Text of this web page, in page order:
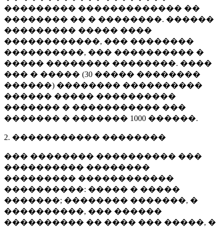
��������� ������������� ��
�������� �� � ��������. ������
��������� ����� ����
������������, ��� ��������
����������, ��� ���������� �
����� �������� ��������. ����
��� � ����� (30 ����� ��������
������) �������� ����������
������ ����� ����������
������� � ����������� ���
������� � ������� 1000 ������.
2. ����������� ��������
��� �������� ���������� ���
���������� ��������
��������� ������������
����������: ����� � �����
�������; �������� �������, �
����������, ��� ������
���������� �� ���� ��� �����, �